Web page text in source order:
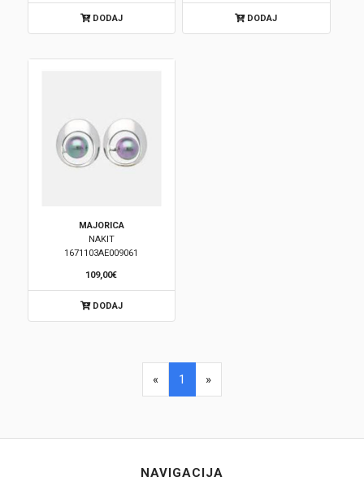
DODAJ DODAJ
MAJORICA
NAKIT
1671103AE009061
109,00€
DODAJ
« 1 »
NAVIGACIJA